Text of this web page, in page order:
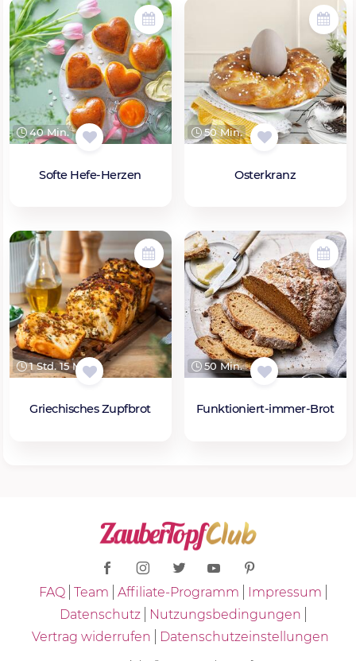
40 Min.
Softe Hefe-Herzen
50 Min.
Osterkranz
1 Std. 15 Min.
Griechisches Zupfbrot
50 Min.
Funktioniert-immer-Brot
FAQ Team Affiliate-Programm
Impressum
Datenschutz
Nutzungsbedingungen
Vertrag widerrufen
Datenschutzeinstellungen